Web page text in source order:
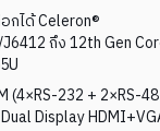
อกได้ Celeron®
ถึง 12th Gen
(4×RS-232 + 2×RS-
Display